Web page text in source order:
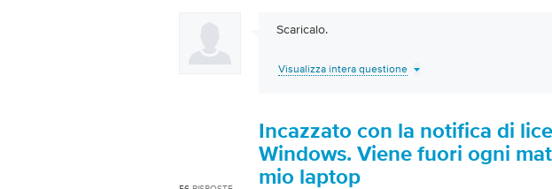
Scaricalo.
Visualizza intera questione
Incazzato con la notifica di
Windows. Viene fuori ogni
mio laptop